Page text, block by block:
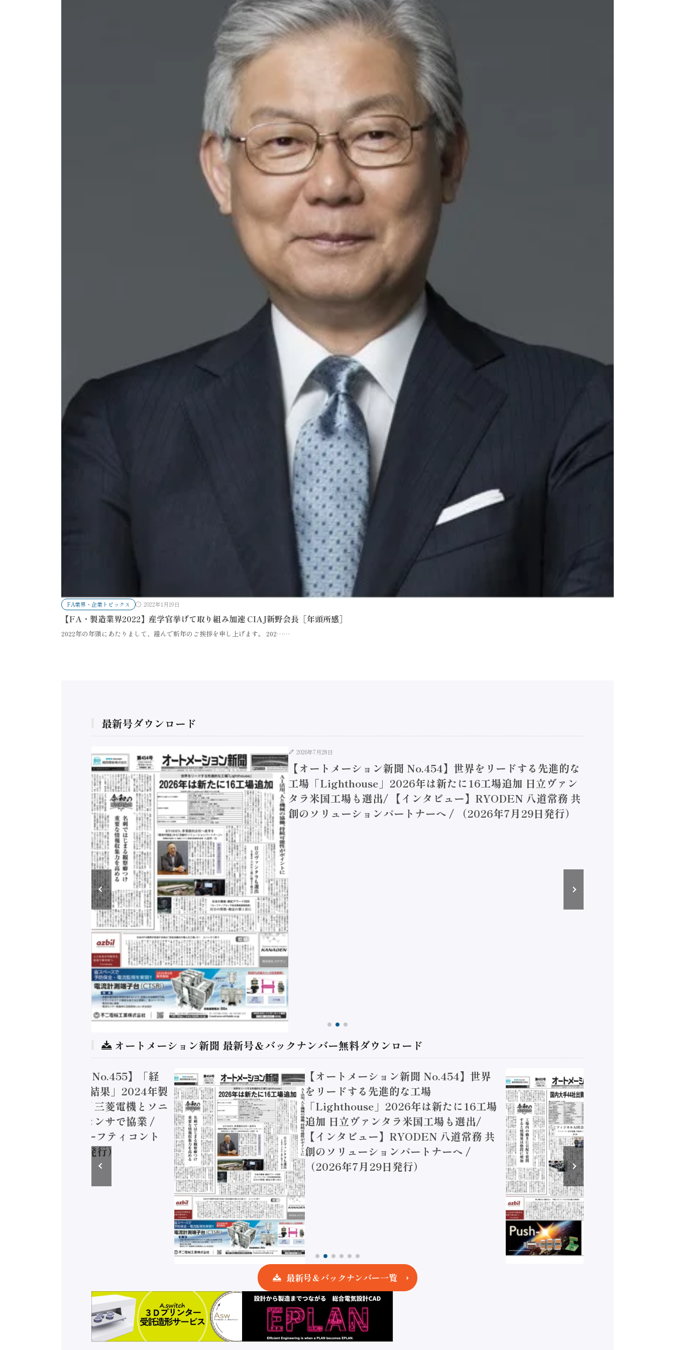
FA業界・企業トピックス 2022年1月19日
【FA・製造業界2022】産学官挙げて取り組み加速 CIAJ新野会長［年頭所感］
2022年の年頭にあたりまして、謹んで新年のご挨拶を申し上げます。 202……
最新号ダウンロード
2026年7月28日
【オートメーション新聞 No.454】世界をリードする先進的な
工場「Lighthouse」2026年は新たに16工場追加 日立ヴァン
タラ米国工場も選出/ 【インタビュー】RYODEN 八道常務 共
創のソリューションパートナーへ / （2026年7月29日発行）
オートメーション新聞 最新号＆バックナンバー無料ダウンロード
トメーション新聞 No.455】「経
実態調査二次集計結果」2024年製
加価値額86兆円 / 三菱電機とソニ
コン AIビジョンセンサで協業 /
安全に動かすセーフティコント
（2026年8月5日発行）
【オートメーション新聞 No.454】世界
をリードする先進的な工場
「Lighthouse」2026年は新たに16工場
追加 日立ヴァンタラ米国工場も選出/
【インタビュー】RYODEN 八道常務 共
創のソリューションパートナーへ /
（2026年7月29日発行）
最新号＆バックナンバー一覧